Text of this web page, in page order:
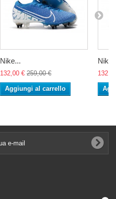
Nike...
132,00 € 259,00 €
Aggiungi al carrello